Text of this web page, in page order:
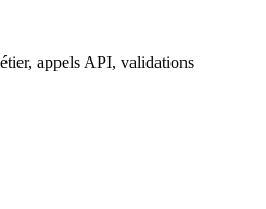
appels API, validations